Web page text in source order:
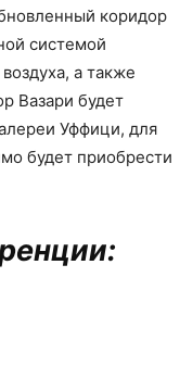
коридор
системой
а также
Вазари будет
Уффици, для
будет приобрести